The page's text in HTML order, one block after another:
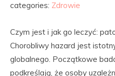
categories: Zdrowie
Czym jest i jak go leczyć:
Chorobliwy hazard jest
globalnego. Początkowe
podkreślają, że osoby